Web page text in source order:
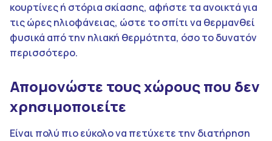
κουρτίνες ή στόρια σκίασης, αφήστε τα ανοικτά για
τις ώρες ηλιοφάνειας, ώστε το σπίτι να θερμανθεί
φυσικά από την ηλιακή θερμότητα, όσο το δυνατόν
περισσότερο.
Απομονώστε τους χώρους που δεν
χρησιμοποιείτε
Είναι πολύ πιο εύκολο να πετύχετε την διατήρηση